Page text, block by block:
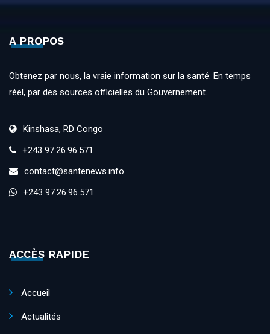
A PROPOS
Obtenez par nous, la vraie information sur la santé. En temps
réel, par des sources officielles du Gouvernement.
Kinshasa, RD Congo
+243 97.26.96.571
contact@santenews.info
+243 97.26.96.571
ACCÈS RAPIDE
Accueil
Actualités